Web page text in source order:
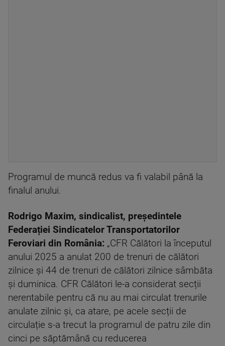
Programul de muncă redus va fi valabil până la
finalul anului.
Rodrigo Maxim, sindicalist, președintele
Federației Sindicatelor Transportatorilor
Feroviari din România: „CFR Călători la începutul
anului 2025 a anulat 200 de trenuri de călători
zilnice și 44 de trenuri de călători zilnice sâmbăta
și duminica. CFR Călători le-a considerat secții
nerentabile pentru că nu au mai circulat trenurile
anulate zilnic și, ca atare, pe acele secții de
circulație s-a trecut la programul de patru zile din
cinci pe săptămână cu reducerea